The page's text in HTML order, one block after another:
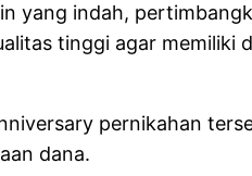
yang indah,
tinggi agar memiliki
pernikahan
dana.